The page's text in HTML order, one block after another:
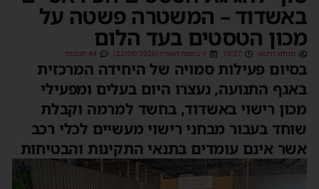
באשדוד – המשטרה פשטה על
מכון הטסטים בעד הלום
מנחם דויטש 19:37 ז׳ בתמוז תשפ״ו (22/06/2026) 44 תגובות
בסיום פעילות סמויה של היחידה המרכזית
באגף התנועה, נעצרו היום בעלים ומפעילי
מכון רישוי באשדוד, בחשד למרמה וקבלת
שוחד בעבור מבחני רישוי מעשיים לכלי רכב
אשר אינם עומדים בתנאי התקינות והבטיחות